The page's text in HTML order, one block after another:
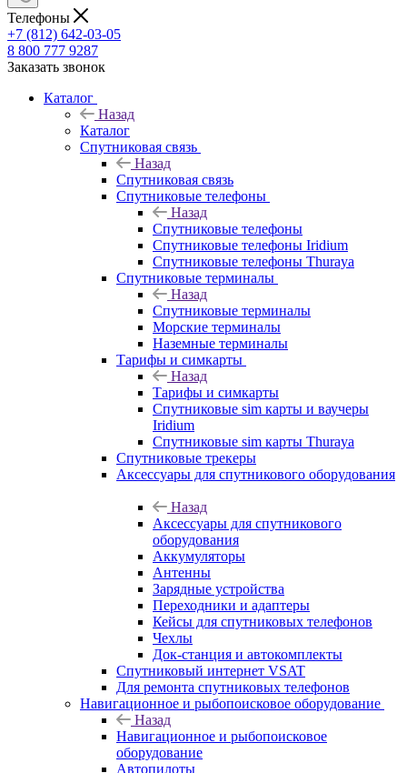
Телефоны
+7 (812) 642-03-05
8 800 777 9287
Заказать звонок
Каталог
Назад
Каталог
Спутниковая связь
Назад
Спутниковая связь
Спутниковые телефоны
Назад
Спутниковые телефоны
Спутниковые телефоны Iridium
Спутниковые телефоны Thuraya
Спутниковые терминалы
Назад
Спутниковые терминалы
Морские терминалы
Наземные терминалы
Тарифы и симкарты
Назад
Тарифы и симкарты
Спутниковые sim карты и ваучеры
Iridium
Спутниковые sim карты Thuraya
Спутниковые трекеры
Аксессуары для спутникового оборудования
Назад
Аксессуары для спутникового
оборудования
Аккумуляторы
Антенны
Зарядные устройства
Переходники и адаптеры
Кейсы для спутниковых телефонов
Чехлы
Док-станция и автокомплекты
Спутниковый интернет VSAT
Для ремонта спутниковых телефонов
Навигационное и рыбопоисковое оборудование
Назад
Навигационное и рыбопоисковое
оборудование
Автопилоты